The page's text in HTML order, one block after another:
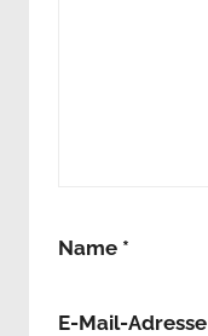
Name *
E-Mail-Adresse